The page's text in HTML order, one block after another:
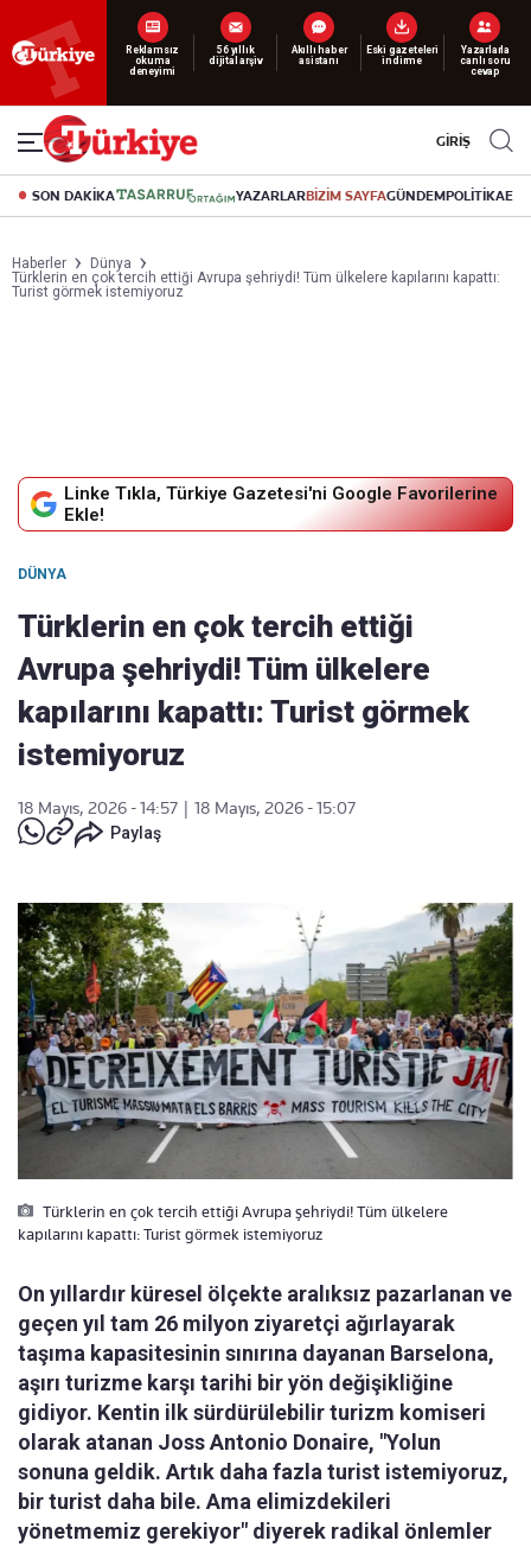
Reklamsız
okuma
deneyimi
56 yıllık
dijital arşiv
Akıllı haber
asistanı
Eski gazeteleri
indirme
Yazarlarla
canlı soru
cevap
Yeni nesil dijital
abonelik 19 TL’den başlayan fiyatlarla.
GİRİŞ
SON DAKİKA YAZARLARBİZİM SAYFAGÜNDEMPOLİTİKA
Haberler
Dünya
Türklerin en çok tercih ettiği Avrupa şehriydi! Tüm ülkelere kapılarını kapattı:
Turist görmek istemiyoruz
Linke Tıkla, Türkiye Gazetesi'ni Google Favorilerine
Ekle!
DÜNYA
Türklerin en çok tercih ettiği
Avrupa şehriydi! Tüm ülkelere
kapılarını kapattı: Turist görmek
istemiyoruz
18 Mayıs, 2026 - 14:57
18 Mayıs, 2026 - 15:07
Paylaş
Türklerin en çok tercih ettiği Avrupa şehriydi! Tüm ülkelere
kapılarını kapattı: Turist görmek istemiyoruz
On yıllardır küresel ölçekte aralıksız pazarlanan ve
geçen yıl tam 26 milyon ziyaretçi ağırlayarak
taşıma kapasitesinin sınırına dayanan Barselona,
aşırı turizme karşı tarihi bir yön değişikliğine
gidiyor. Kentin ilk sürdürülebilir turizm komiseri
olarak atanan Joss Antonio Donaire, "Yolun
sonuna geldik. Artık daha fazla turist istemiyoruz,
bir turist daha bile. Ama elimizdekileri
yönetmemiz gerekiyor" diyerek radikal önlemler